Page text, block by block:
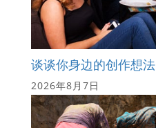
谈谈你身边的创作想法
2026年8月7日